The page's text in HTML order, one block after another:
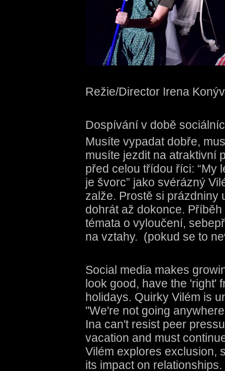
Režie/Director Irena
Dospívání v době
Musíte vypadat dobře,
musíte jezdit na atraktivní
před celou třídou říci: “My
je švorc” jako svérázný
zalže. Prostě si prázdniny
dohrát až dokonce.
témata o vyloučení,
na vztahy. (pokud se to
Social media makes
look good, have the 'right'
holidays. Quirky Vilém is
"We're not going
Ina can't resist peer
vacation and must
Vilém explores exclusion,
its impact on relationships.